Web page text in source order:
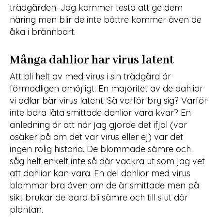
trädgården. Jag kommer testa att ge dem
näring men blir de inte bättre kommer även de
åka i brännbart.
Många dahlior har virus latent
Att bli helt av med virus i sin trädgård är
förmodligen omöjligt. En majoritet av de dahlior
vi odlar bär virus latent. Så varför bry sig? Varför
inte bara låta smittade dahlior vara kvar? En
anledning är att när jag gjorde det ifjol (var
osäker på om det var virus eller ej) var det
ingen rolig historia. De blommade sämre och
såg helt enkelt inte så där vackra ut som jag vet
att dahlior kan vara. En del dahlior med virus
blommar bra även om de är smittade men på
sikt brukar de bara bli sämre och till slut dör
plantan.